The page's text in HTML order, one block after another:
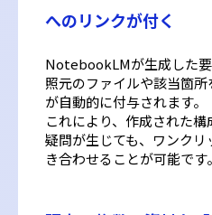
へのリンクが付く
NotebookLMが生成した
照元のファイルや該当箇所
が自動的に付与されます。
これにより、作成された
疑問が生じても、ワンク
き合わせることが可能です。